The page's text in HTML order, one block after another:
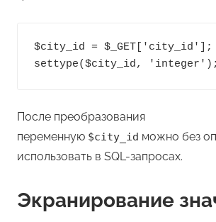
$city_id = $_GET['city_id'];
После преобразования
переменную $city_id можно без
использовать в SQL-запросах.
Экранирование